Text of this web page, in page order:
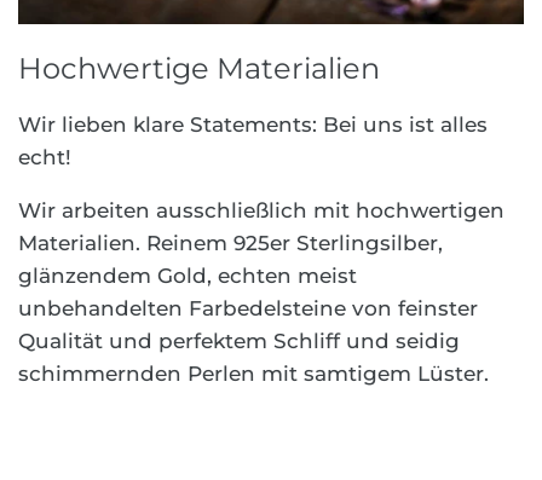
Hochwertige Materialien
Wir lieben klare Statements: Bei uns ist alles
echt!
Wir arbeiten ausschließlich mit hochwertigen
Materialien. Reinem 925er Sterlingsilber,
glänzendem Gold, echten meist
unbehandelten Farbedelsteine von feinster
Qualität und perfektem Schliff und seidig
schimmernden Perlen mit samtigem Lüster.